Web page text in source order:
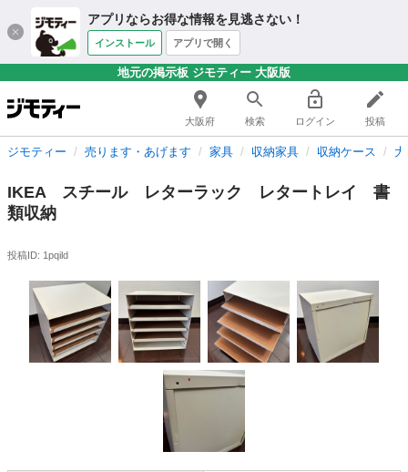
アプリならお得な情報を見逃さない！
インストール アプリで開く
地元の掲示板 ジモティー 大阪版
大阪府 検索 ログイン 投稿
ジモティー 売ります・あげます 家具 収納家具 収納ケース
IKEA スチール レターラック レタートレイ 書
類収納
投稿ID: 1pqild